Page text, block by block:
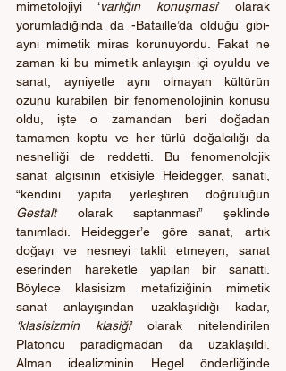
mimetolojiyi ‘varlığın konuşması’ olarak
yorumladığında da -Bataille’da olduğu gibi-
aynı mimetik miras korunuyordu. Fakat ne
zaman ki bu mimetik anlayışın içi oyuldu ve
sanat, ayniyetle aynı olmayan kültürün
özünü kurabilen bir fenomenolojinin konusu
oldu, işte o zamandan beri doğadan
tamamen koptu ve her türlü doğalcılığı da
nesnelliği de reddetti. Bu fenomenolojik
sanat algısının etkisiyle Heidegger, sanatı,
“kendini yapıta yerleştiren doğruluğun
Gestalt olarak saptanması” şeklinde
tanımladı. Heidegger’e göre sanat, artık
doğayı ve nesneyi taklit etmeyen, sanat
eserinden hareketle yapılan bir sanattı.
Böylece klasisizm metafiziğinin mimetik
‘klasisizmin klasiği’ olarak nitelendirilen
Platoncu paradigmadan da uzaklaşıldı.
Alman idealizminin Hegel önderliğinde